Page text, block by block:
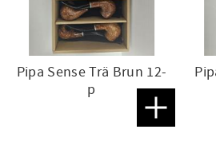
Pipa Sense Trä Brun 12-
p
Lägg till i